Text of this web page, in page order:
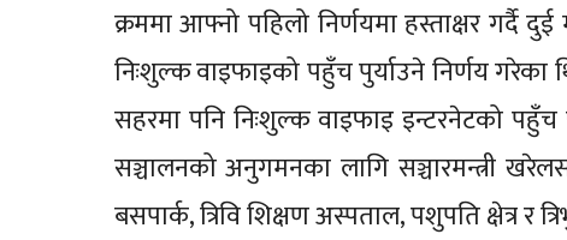
क्रममा आफ्नो पहिलो निर्णयमा हस्ताक्षर गर्दै
निःशुल्क वाइफाइको पहुँच पुर्याउने निर्णय
सहरमा पनि निःशुल्क वाइफाइ इन्टरनेटको
सञ्चालनको अनुगमनका लागि सञ्चारमन्त्री
बसपार्क, त्रिवि शिक्षण अस्पताल, पशुपति क्षेत्र र